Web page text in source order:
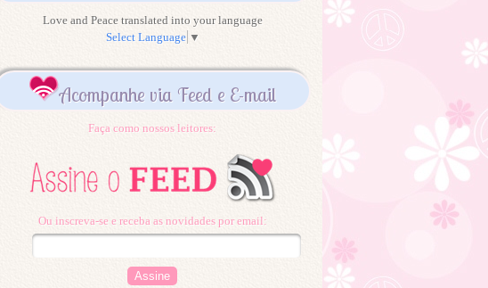
Love and Peace translated into your language
Select Language ▼
Acompanhe via Feed e E-mail
Faça como nossos leitores:
Ou inscreva-se e receba as novidades por email: